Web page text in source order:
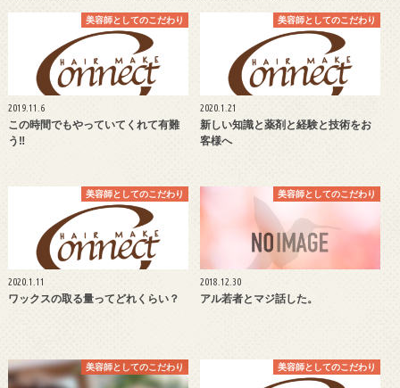
美容師としてのこだわり
2019.11.6
この時間でもやっていてくれて有難
う‼︎
美容師としてのこだわり
2020.1.21
新しい知識と薬剤と経験と技術をお
客様へ
美容師としてのこだわり
2020.1.11
ワックスの取る量ってどれくらい？
美容師としてのこだわり
2018.12.30
アル若者とマジ話した。
美容師としてのこだわり 美容師としてのこだわり